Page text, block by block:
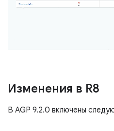
Изменения в R8
В AGP 9.2.0 включены